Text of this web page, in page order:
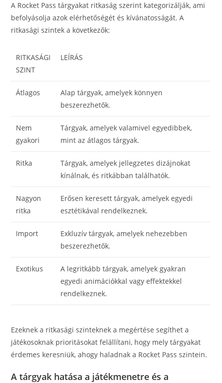
A Rocket Pass tárgyakat ritkaság szerint kategorizálják, ami
befolyásolja azok elérhetőségét és kívánatosságát. A
ritkasági szintek a következők:
RITKASÁGI
SZINT
LEÍRÁS
Átlagos
Alap tárgyak, amelyek könnyen
beszerezhetők.
Nem
gyakori
Tárgyak, amelyek valamivel egyedibbek,
mint az átlagos tárgyak.
Ritka
Tárgyak, amelyek jellegzetes dizájnokat
kínálnak, és ritkábban találhatók.
Nagyon
ritka
Erősen keresett tárgyak, amelyek egyedi
esztétikával rendelkeznek.
Import
Exkluzív tárgyak, amelyek nehezebben
beszerezhetők.
Exotikus
A legritkább tárgyak, amelyek gyakran
egyedi animációkkal vagy effektekkel
rendelkeznek.
Ezeknek a ritkasági szinteknek a megértése segíthet a
játékosoknak prioritásokat felállítani, hogy mely tárgyakat
érdemes keresniük, ahogy haladnak a Rocket Pass szintein.
A tárgyak hatása a játékmenetre és a